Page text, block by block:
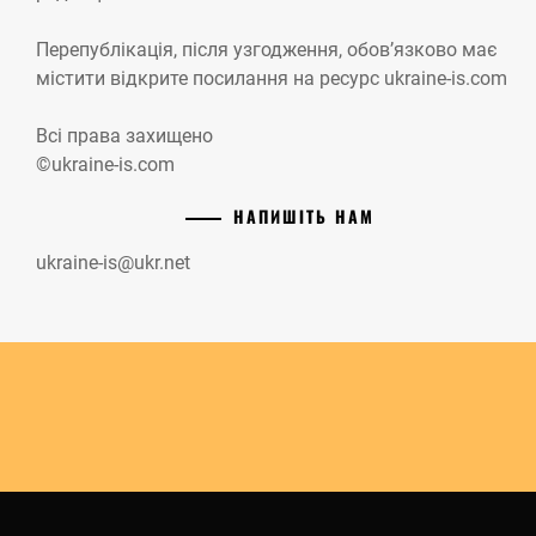
Перепублікація, після узгодження, обов’язково має
містити відкрите посилання на ресурс ukraine-is.com
Всі права захищено
©ukraine-is.com
НАПИШІТЬ НАМ
ukraine-is@ukr.net